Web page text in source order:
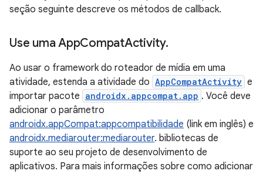
seção seguinte descreve os métodos de callback.
Use uma AppCompatActivity.
Ao usar o framework do roteador de mídia em uma
atividade, estenda a atividade do AppCompatActivity e
importar pacote androidx.appcompat.app . Você deve
adicionar o parâmetro
androidx.appCompat:appcompatibilidade (link em inglês) e
androidx.mediarouter:mediarouter. bibliotecas de
suporte ao seu projeto de desenvolvimento de
aplicativos. Para mais informações sobre como adicionar